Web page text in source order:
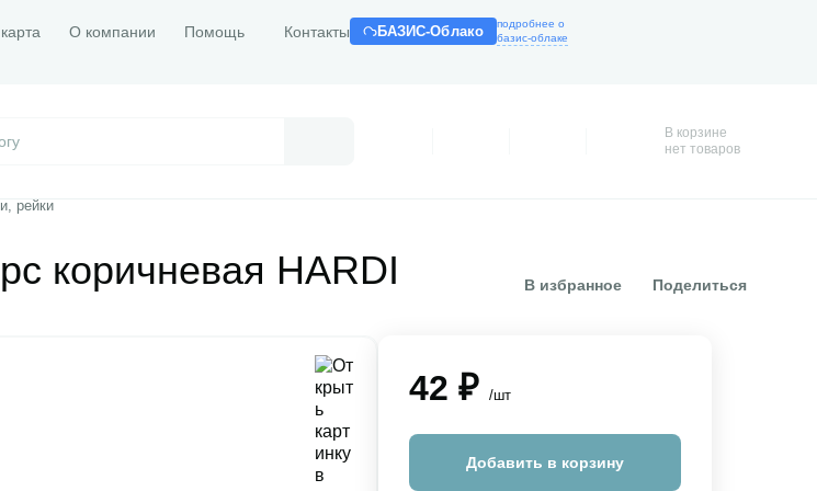
О компании Помощь Контакты БАЗИС-Облако
подробнее о
базис-облаке
Корзина
В корзине
нет товаров
рейки
коричневая HARDI В избранное Поделиться
42 ₽ /шт
Добавить в корзину